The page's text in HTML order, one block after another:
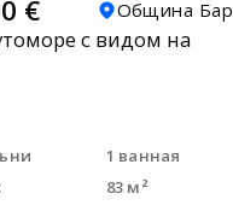
€ Община Бар
с видом на
1 ванная
83 м²